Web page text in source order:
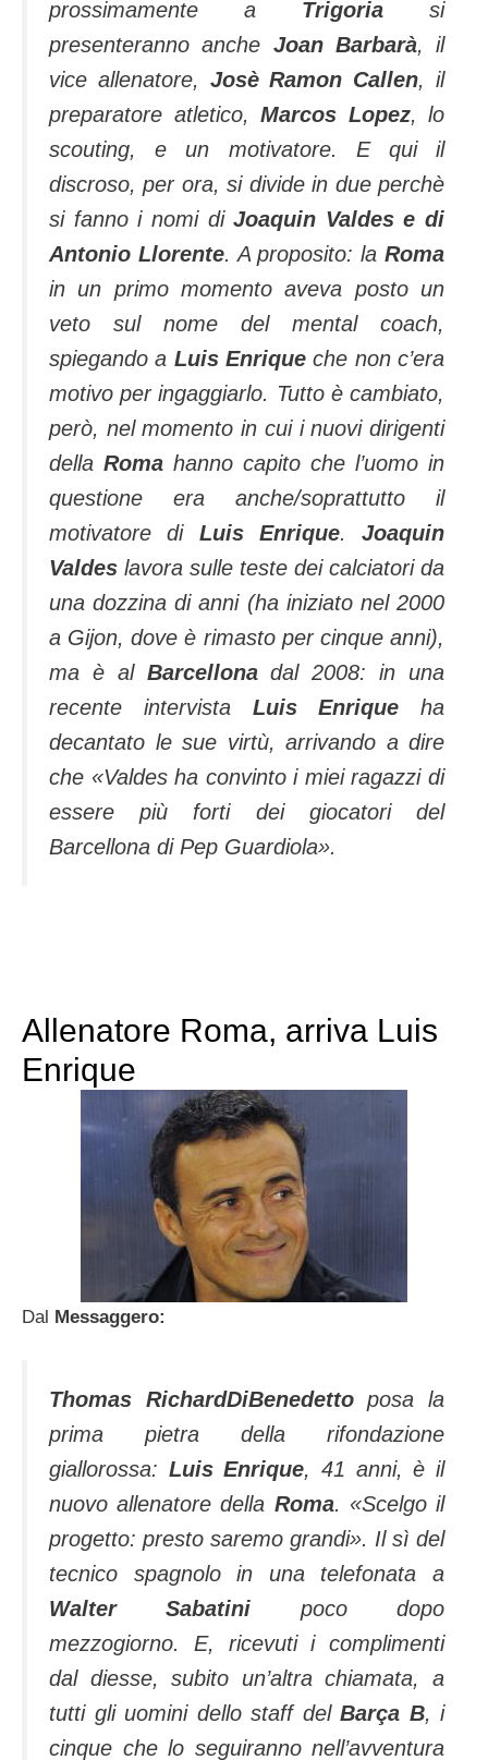
prossimamente a Trigoria si
presenteranno anche Joan Barbarà, il
vice allenatore, Josè Ramon Callen, il
preparatore atletico, Marcos Lopez, lo
scouting, e un motivatore. E qui il
discroso, per ora, si divide in due perchè
si fanno i nomi diJoaquin Valdes e di
Antonio Llorente. A proposito: laRoma
in un primo momento aveva posto un
veto sul nome del mental coach,
spiegando a Luis Enrique che non c’era
motivo per ingaggiarlo. Tutto è cambiato,
però, nel momento in cui i nuovi dirigenti
della Roma hanno capito che l’uomo in
questione era anche/soprattutto il
motivatore di Luis Enrique. Joaquin
Valdes lavora sulle teste dei calciatori da
una dozzina di anni (ha iniziato nel 2000
a Gijon, dove è rimasto per cinque anni),
ma è al Barcellonadal 2008: in una
recente intervista Luis Enrique ha
decantato le sue virtù, arrivando a dire
che «Valdes ha convinto i miei ragazzi di
essere più forti dei giocatori del
Barcellona di Pep Guardiola».
Allenatore Roma, arriva Luis
Enrique
Dal Messaggero:
Thomas RichardDiBenedettoposa la
prima pietra della rifondazione
giallorossa: Luis Enrique, 41 anni, è il
nuovo allenatore della Roma. «Scelgo il
progetto: presto saremo grandi». Il sì del
tecnico spagnolo in una telefonata a
Walter Sabatini poco dopo
mezzogiorno. E, ricevuti i complimenti
dal diesse, subito un’altra chiamata, a
tutti gli uomini dello staff del Barça B, i
cinque che lo seguiranno nell’avventura